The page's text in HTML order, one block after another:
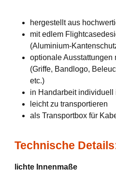
hergestellt aus
mit edlem
(Aluminium-
optionale Ausstattungen
(Griffe, Bandlogo,
etc.)
in Handarbeit
leicht zu transportieren
als Transportbox für
Technische
lichte Innenmaße